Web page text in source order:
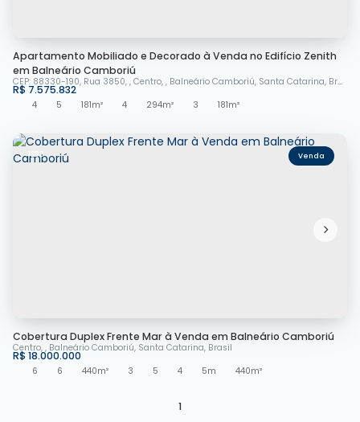
Apartamento Mobiliado e Decorado à Venda no Edifício Zenith
em Balneário Camboriú
R$ 7.575.832
CEP: 88330-190, Rua 3850 , Centro , Balneário Camboriú, Santa Catarina, Brasil
4
5 181m² 4 294m² 3 181m²
4283
Cobertura Duplex Frente Mar à Venda em Balneário Camboriú
R$ 18.000.000
Centro , Balneário Camboriú, Santa Catarina, Brasil
6
6 440m² 3 5 4 5m 440m²
1